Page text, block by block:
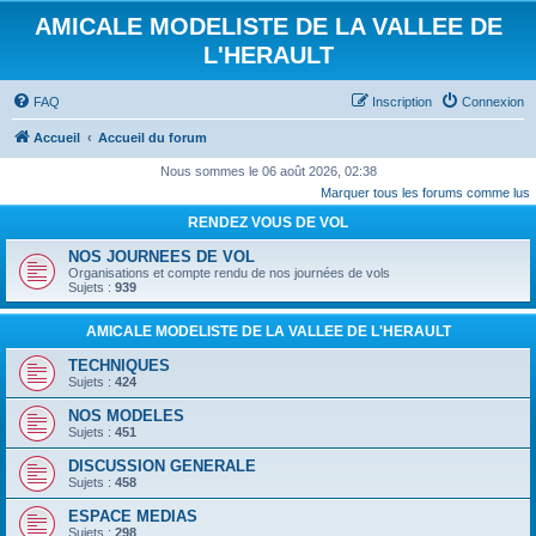
AMICALE MODELISTE DE LA VALLEE DE
L'HERAULT
FAQ Connexion
Inscription
Accueil Accueil du forum
Nous sommes le 06 août 2026, 02:38
Marquer tous les forums comme lus
RENDEZ VOUS DE VOL
NOS JOURNEES DE VOL
Organisations et compte rendu de nos journées de vols
Sujets : 939
AMICALE MODELISTE DE LA VALLEE DE L'HERAULT
TECHNIQUES
Sujets : 424
NOS MODELES
Sujets : 451
DISCUSSION GENERALE
Sujets : 458
ESPACE MEDIAS
Sujets : 298